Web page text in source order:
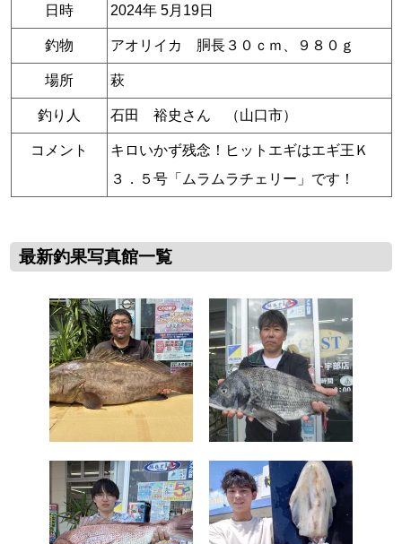
日時 2024年 5月19日
釣物 アオリイカ 胴長３０ｃｍ、９８０ｇ
場所 萩
釣り人 石田 裕史さん （山口市）
コメント
キロいかず残念！ヒットエギはエギ王Ｋ
３．５号「ムラムラチェリー」です！
最新釣果写真館一覧